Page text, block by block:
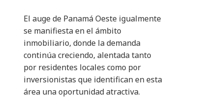
El auge de Panamá Oeste igualmente
se manifiesta en el ámbito
inmobiliario, donde la demanda
continúa creciendo, alentada tanto
por residentes locales como por
inversionistas que identifican en esta
área una oportunidad atractiva.